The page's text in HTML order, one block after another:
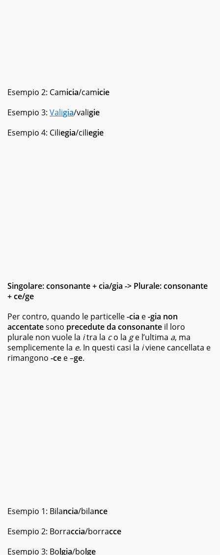
Esempio 2: Camicia/camicie
Esempio 3: Valigia/valigie
Esempio 4: Ciliegia/ciliegie
Singolare: consonante + cia/gia -> Plurale: consonante
+ ce/ge
Per contro, quando le particelle-cia e-gia non
accentatesono precedute da consonante il loro
plurale non vuole la itra la co la ge l’ultima a, ma
semplicemente la e. In questi casi la iviene cancellata e
rimangono -ce e –ge.
Esempio 1: Bilancia/bilance
Esempio 2: Borraccia/borracce
Esempio 3: Bolgia/bolge